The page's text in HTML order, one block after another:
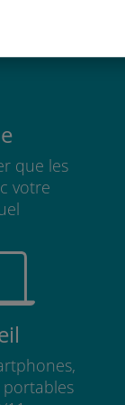
que les
votre